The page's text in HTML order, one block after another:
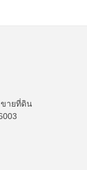
ขายที่ดิน